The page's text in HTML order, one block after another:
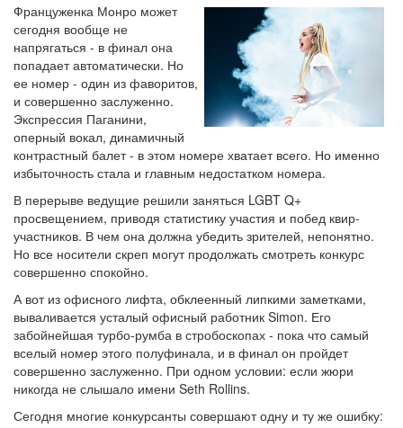
Француженка Монро может
сегодня вообще не
напрягаться - в финал она
попадает автоматически. Но
ее номер - один из фаворитов,
и совершенно заслуженно.
Экспрессия Паганини,
оперный вокал, динамичный
контрастный балет - в этом номере хватает всего. Но именно
избыточность стала и главным недостатком номера.
В перерыве ведущие решили заняться LGBT Q+
просвещением, приводя статистику участия и побед квир-
участников. В чем она должна убедить зрителей, непонятно.
Но все носители скреп могут продолжать смотреть конкурс
совершенно спокойно.
А вот из офисного лифта, обклеенный липкими заметками,
вываливается усталый офисный работник Simon. Его
забойнейшая турбо-румба в стробоскопах - пока что самый
вселый номер этого полуфинала, и в финал он пройдет
совершенно заслуженно. При одном условии: если жюри
никогда не слышало имени Seth Rollins.
Сегодня многие конкурсанты совершают одну и ту же ошибку: